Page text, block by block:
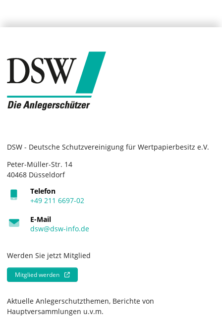
DSW - Deutsche Schutzvereinigung für Wertpapierbesitz e.V.
Peter-Müller-Str. 14
40468 Düsseldorf
Telefon
+49 211 6697-02
E-Mail
dsw@dsw-info.de
Werden Sie jetzt Mitglied
Mitglied werden
Aktuelle Anlegerschutzthemen, Berichte von
Hauptversammlungen u.v.m.